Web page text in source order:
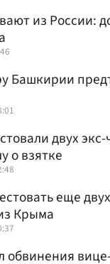
из России:
Башкирии
двух
о взятке
еще
Крыма
обвинения